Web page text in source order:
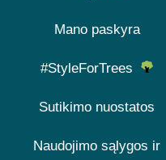
Mano paskyra
#StyleForTrees
Sutikimo nuostatos
Naudojimo sąlygos ir